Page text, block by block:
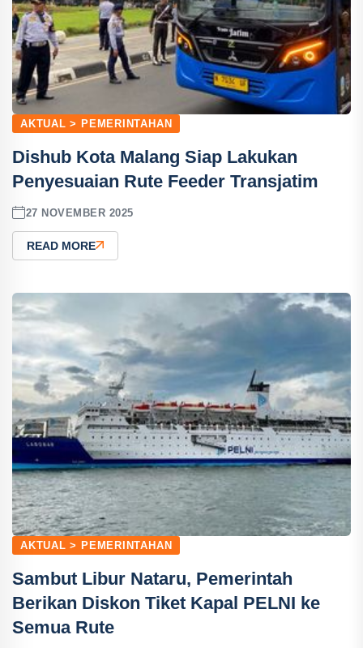
AKTUAL > PEMERINTAHAN
Dishub Kota Malang Siap Lakukan
Penyesuaian Rute Feeder Transjatim
27 NOVEMBER 2025
READ MORE
AKTUAL > PEMERINTAHAN
Sambut Libur Nataru, Pemerintah
Berikan Diskon Tiket Kapal PELNI ke
Semua Rute